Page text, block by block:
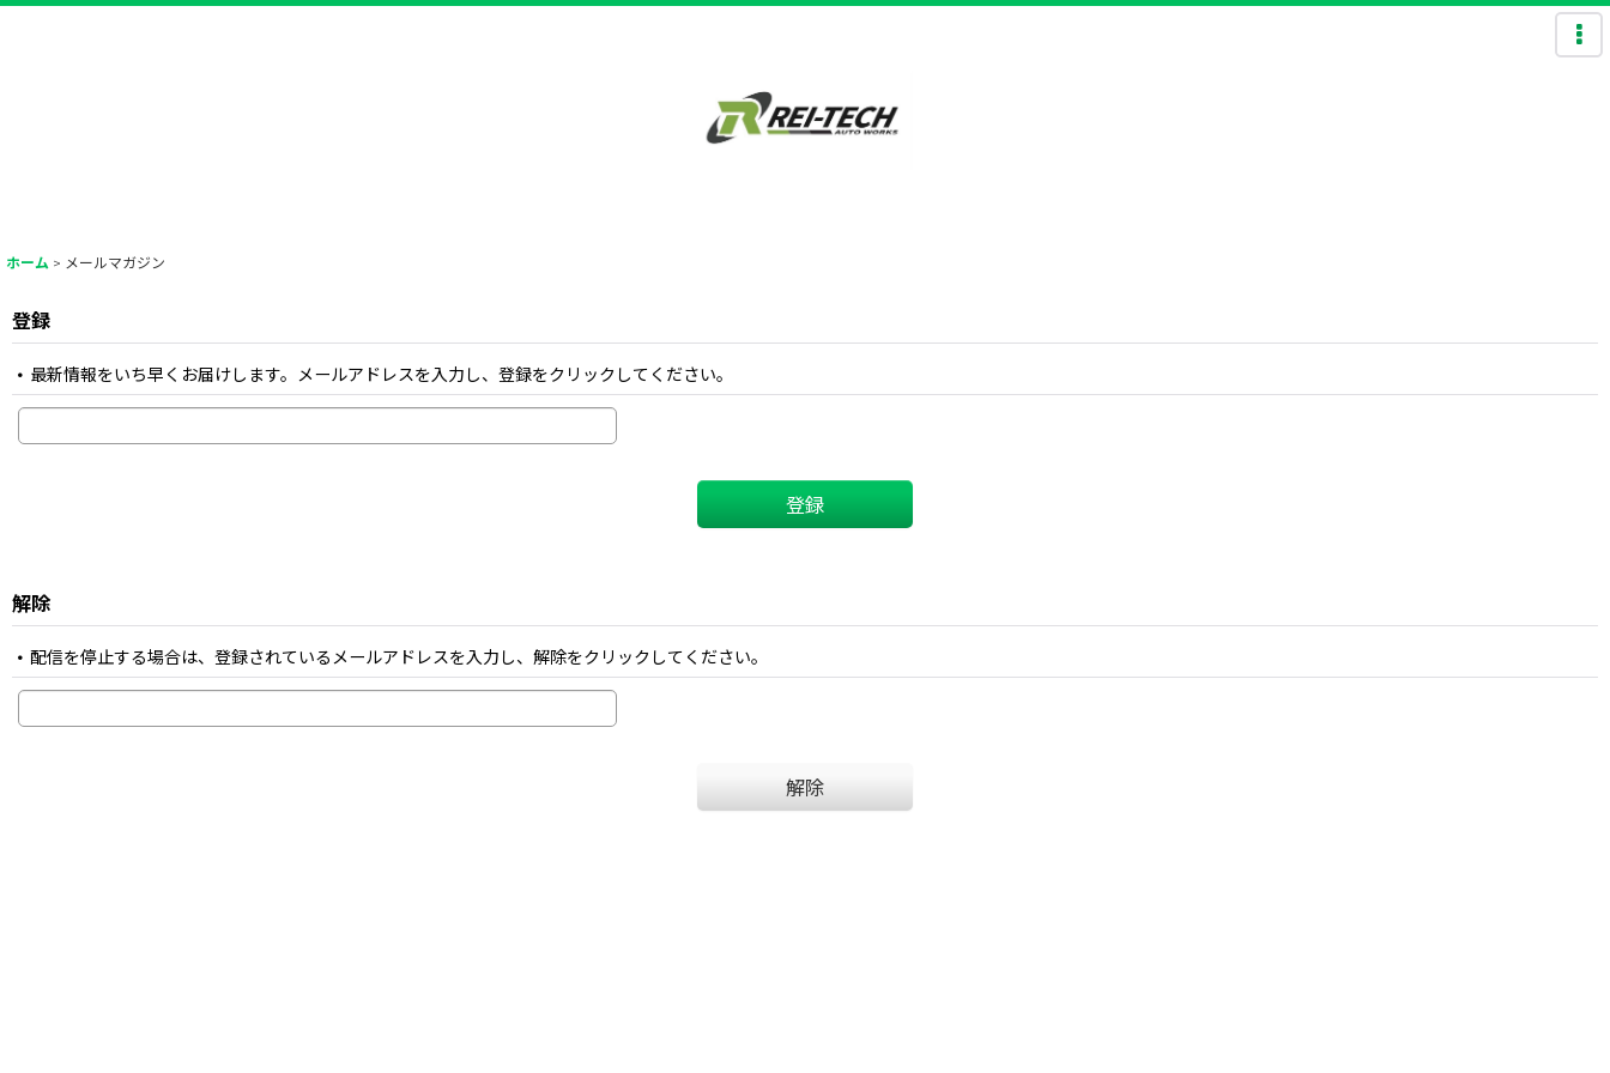
ホーム > メールマガジン
登録
最新情報をいち早くお届けします。メールアドレスを入力し、登録をクリックしてください。
登録
解除
配信を停止する場合は、登録されているメールアドレスを入力し、解除をクリックしてください。
解除